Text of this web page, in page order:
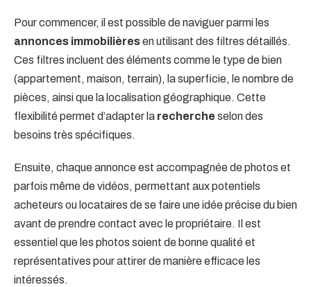
Pour commencer, il est possible de naviguer parmi les
annonces immobilièresen utilisant des filtres détaillés.
Ces filtres incluent des éléments comme le type de bien
(appartement, maison, terrain), la superficie, le nombre de
pièces, ainsi que la localisation géographique. Cette
flexibilité permet d’adapter la recherche selon des
besoins très spécifiques.
Ensuite, chaque annonce est accompagnée de photos et
parfois même de vidéos, permettant aux potentiels
acheteurs ou locataires de se faire une idée précise du bien
avant de prendre contact avec le propriétaire. Il est
essentiel que les photos soient de bonne qualité et
représentatives pour attirer de manière efficace les
intéressés.